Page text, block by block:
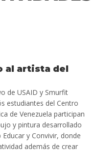
al artista del
de USAID y Smurfit
estudiantes del Centro
de Venezuela participan
y pintura desarrollado
y Convivir, donde
además de crear